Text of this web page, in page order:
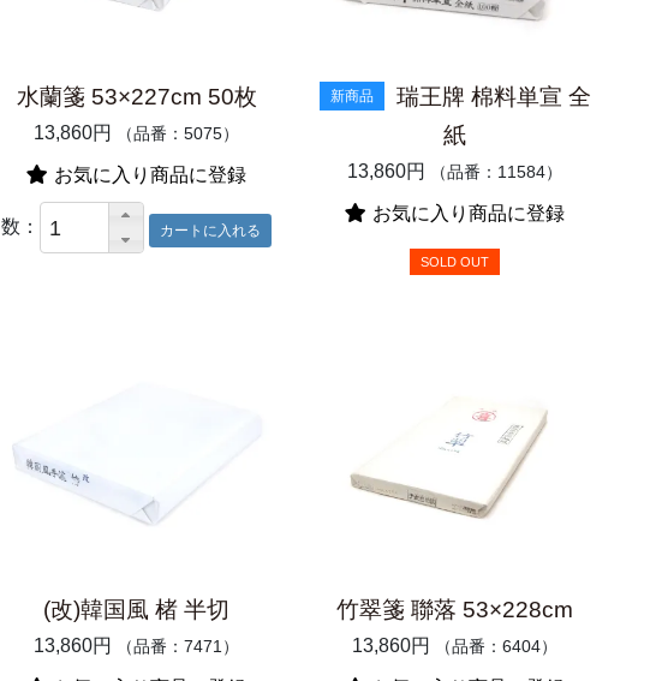
水蘭箋 53×227cm 50枚
13,860円 （品番：5075）
お気に入り商品に登録
数：
新商品
瑞王牌 棉料単宣 全
紙
13,860円 （品番：11584）
お気に入り商品に登録
SOLD OUT
(改)韓国風 楮 半切
13,860円 （品番：7471）
竹翠箋 聯落 53×228cm
13,860円 （品番：6404）